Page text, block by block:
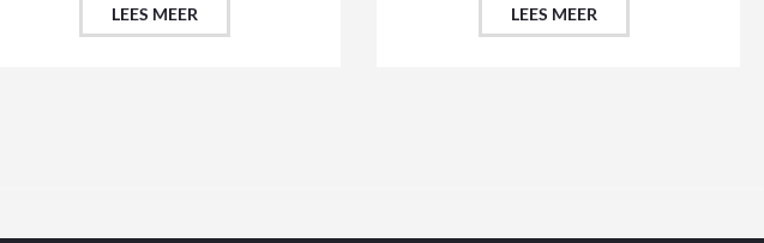
LEES MEER LEES MEER